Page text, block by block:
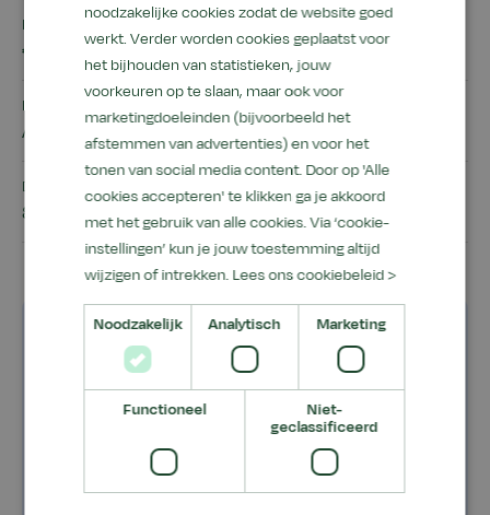
Prijs
€ 225,00
Locatie
Aeres MBO Leeuwarden
Deelnemers
8 cursisten
Goed om te weten
Dit ga je leren
noodzakelijke cookies zodat de website goed
werkt. Verder worden cookies geplaatst voor
het bijhouden van statistieken, jouw
voorkeuren op te slaan, maar ook voor
marketingdoeleinden (bijvoorbeeld het
afstemmen van advertenties) en voor het
tonen van social media content. Door op 'Alle
cookies accepteren' te klikken ga je akkoord
met het gebruik van alle cookies. Via ‘cookie-
instellingen’ kun je jouw toestemming altijd
wijzigen of intrekken. Lees ons cookiebeleid >
Noodzakelijk Analytisch Marketing
Functioneel
Niet-
geclassificeerd